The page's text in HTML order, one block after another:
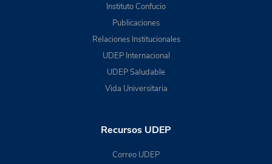
Instituto Confucio
Publicaciones
Relaciones Institucionales
UDEP Internacional
UDEP Saludable
Vida Universitaria
Recursos UDEP
Correo UDEP